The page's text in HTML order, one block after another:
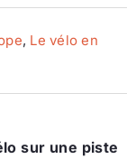
, Le vélo en
sur une piste